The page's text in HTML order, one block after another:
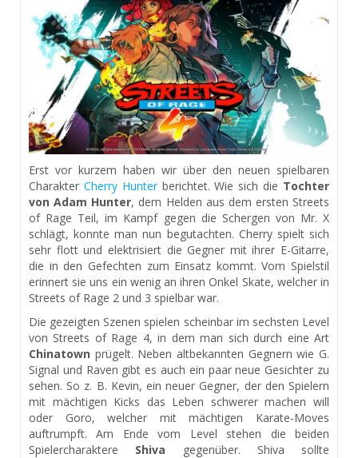
Erst vor kurzem haben wir über den neuen spielbaren
Charakter Cherry Hunterberichtet. Wie sich die Tochter
von Adam Hunter, dem Helden aus dem ersten Streets
ofRage Teil, im Kampf gegen die Schergen von Mr. X
schlägt, konnte man nun begutachten. Cherry spielt sich
sehr flott und elektrisiert die Gegner mit ihrer E-Gitarre,
die in den Gefechten zum Einsatz kommt. Vom Spielstil
erinnert sie uns ein wenig an ihren Onkel Skate, welcher in
Streets ofRage 2 und 3 spielbar war.
Die gezeigten Szenen spielen scheinbar im sechsten Level
von Streets ofRage 4, in dem man sich durch eine Art
Chinatown prügelt. Neben altbekannten Gegnern wie G.
Signal und Raven gibt es auch ein paar neue Gesichter zu
sehen. So z. B. Kevin, ein neuer Gegner, der den Spielern
mit mächtigen Kicks das Leben schwerer machen will
oder Goro, welcher mit mächtigen Karate-Moves
auftrumpft. Am Ende vom Level stehen die beiden
Spielercharaktere Shiva gegenüber. Shiva sollte